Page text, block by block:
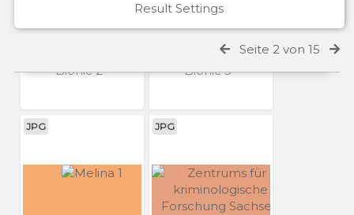
Result Settings
Seite 2 von 15
Bionic 2 Bionic 3
JPG JPG